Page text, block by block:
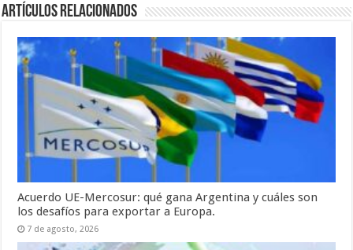
Artículos relacionados
Acuerdo UE-Mercosur: qué gana Argentina y cuáles son
los desafíos para exportar a Europa.
7 de agosto, 2026